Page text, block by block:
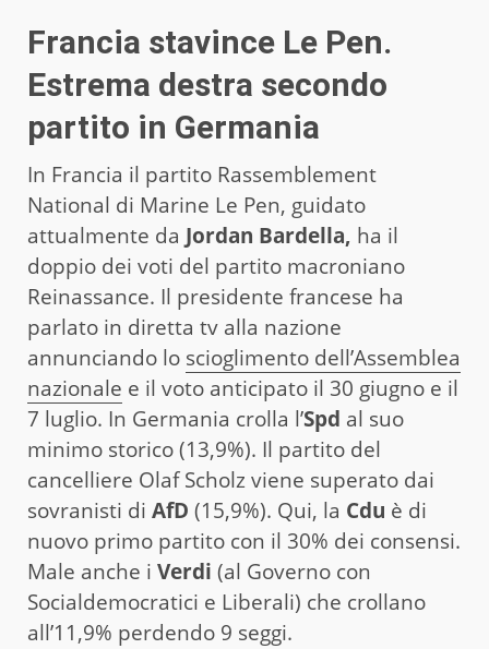
Francia stavince Le Pen.
Estrema destra secondo
partito in Germania
In Francia il partito Rassemblement
National di Marine Le Pen, guidato
attualmente da Jordan Bardella, ha il
doppio dei voti del partito macroniano
Reinassance. Il presidente francese ha
parlato in diretta tv alla nazione
annunciando lo scioglimento dell’Assemblea
nazionale e il voto anticipato il 30 giugno e il
7 luglio. In Germania crolla l’Spd al suo
minimo storico (13,9%). Il partito del
cancelliere Olaf Scholz viene superato dai
sovranisti di AfD (15,9%). Qui, la Cdu è di
nuovo primo partito con il 30% dei consensi.
Male anche i Verdi (al Governo con
Socialdemocratici e Liberali) che crollano
all’11,9% perdendo 9 seggi.